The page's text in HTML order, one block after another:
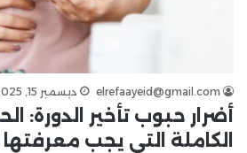
elrefaayeid@gmail.com ديسمبر 15, 2025
أضرار حبوب تأخير الدورة:
الكاملة التي يجب